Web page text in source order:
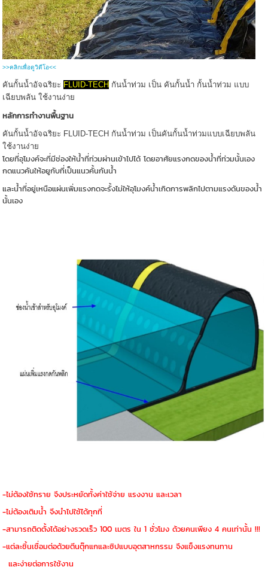
>>คลิกเพื่อดูวิดีโอ<<
คันกั้นน้ำอัจฉริยะ FLUID-TECH กันน้ำท่วม เป็น คันกั้นน้ำ กั้นน้ำท่วม แบบ
เฉียบพลัน ใช้งานง่าย
หลักการทำงานพื้นฐาน
คันกั้นน้ำอัจฉริยะ FLUID-TECH กันน้ำท่วม เป็นคันกั้นน้ำท่วมแบบเฉียบพลัน
ใช้งานง่าย
โดยที่อุโมงค์จะที่มีช่องให้น้ำที่ท่วมผ่านเข้าไปได้ โดยอาศัยแรงกดของน้ำที่ท่วมนั้นเอง
กดแนวคันให้อยูกับที่เป็นแนวคั้นกันน้ำ
และน้ำที่อยู่เหนือแผ่นเพิ่มแรงกดจะรั้งไม่ให้อุโมงค์น้ำเกิดการพลิกไปตามแรงดันของน้ำ
นั้นเอง
-ไม่ต้องใช้ทราย จึงประหยัดทั้งค่าใช้จ่าย แรงงาน และเวลา
-ไม่ต้องเติมน้ำ จีงนำไปใช้ได้ทุกที่
-สามารถติดตั้งได้อย่างรวดเร็ว 100 เมตร ใน 1 ชั่วโมง ด้วยคนเพียง 4 คนเท่านั้น !!!
-แต่ละชิ้นเชื่อมต่อด้วยตีนตุ๊กแกและซิปแบบอุตสาหกรรม จึงแข็งแรงทนทาน
และง่ายต่อการใช้งาน